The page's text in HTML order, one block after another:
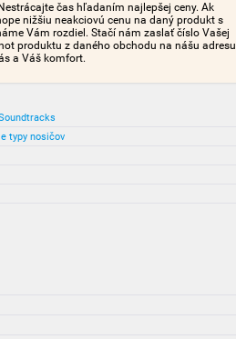
čas hľadaním najlepšej ceny. Ak
nižšiu neakciovú cenu na daný produkt s
Vám rozdiel. Stačí nám zaslať číslo Vašej
produktu z daného obchodu na nášu adresu
a Váš komfort.
typy nosičov